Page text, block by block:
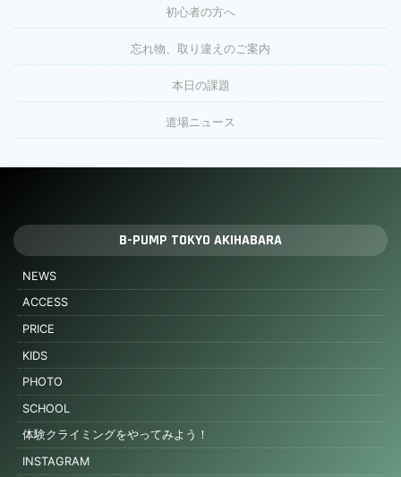
初心者の方へ
忘れ物、取り違えのご案内
本日の課題
道場ニュース
B-PUMP TOKYO AKIHABARA
NEWS
ACCESS
PRICE
KIDS
PHOTO
SCHOOL
体験クライミングをやってみよう！
INSTAGRAM